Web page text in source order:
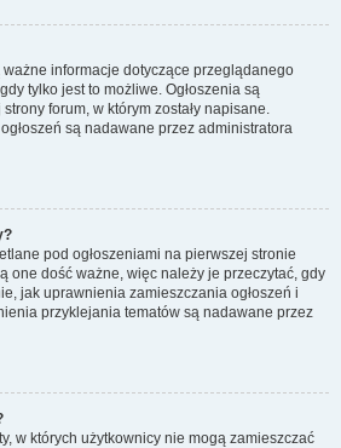
ważne informacje dotyczące przeglądanego
tylko jest to możliwe. Ogłoszenia są
forum, w którym zostały napisane.
są nadawane przez administratora
pod ogłoszeniami na pierwszej stronie
one dość ważne, więc należy je przeczytać, gdy
jak uprawnienia zamieszczania ogłoszeń i
przyklejania tematów są nadawane przez
w których użytkownicy nie mogą zamieszczać